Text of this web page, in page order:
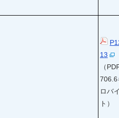
13
（
706.6
ロバイ
ト）